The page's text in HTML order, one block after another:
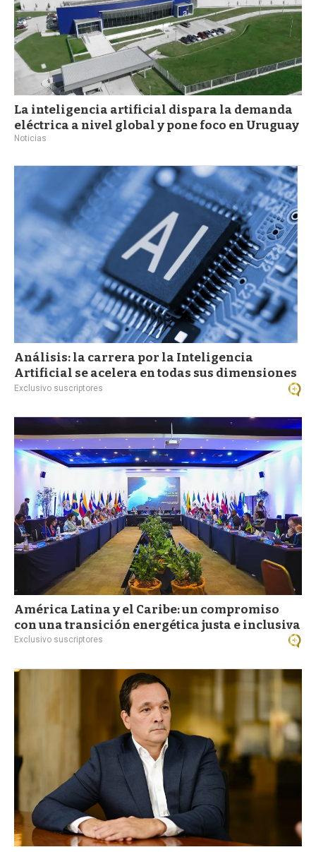
La inteligencia artificial dispara la demanda
eléctrica a nivel global y pone foco en Uruguay
Noticias
Análisis: la carrera por la Inteligencia
Artificial se acelera en todas sus dimensiones
Exclusivo suscriptores
América Latina y el Caribe: un compromiso
con una transición energética justa e inclusiva
Exclusivo suscriptores